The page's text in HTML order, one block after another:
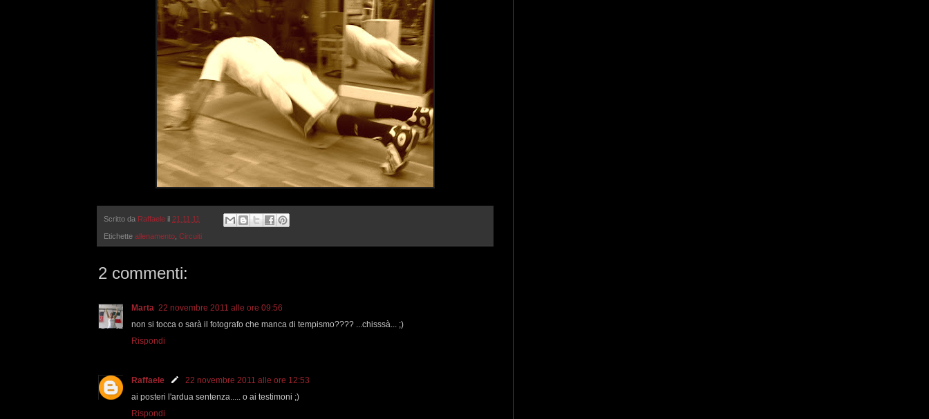
Scritto da Raffaele il 21.11.11
Etichette allenamento Circuiti
2 commenti:
Marta 22 novembre 2011 alle ore 09:56
non si tocca o sarà il fotografo che manca di tempismo???? ...chisssà... ;)
Rispondi
Raffaele
22 novembre 2011 alle ore 12:53
ai posteri l'ardua sentenza..... o ai testimoni ;)
Rispondi